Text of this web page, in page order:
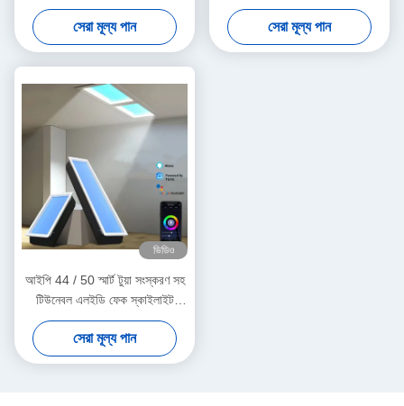
বাড়ির জন্য মাল্টি দৃশ্য
সেরা মূল্য পান
7500K বহুমুখী আলোর বিকল্পগুলির জন্য
সেরা মূল্য পান
ভিডিও
আইপি 44 / 50 স্মার্ট টুয়া সংস্করণ সহ
টিউনেবল এলইডি ফেক স্কাইলাইট
সার্কাডিয়ান লাইটিং 2200K-7800K
সেরা মূল্য পান